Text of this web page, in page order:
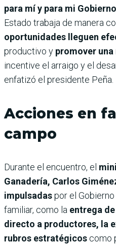
para mí y para mi
Estado trabaja de manera
oportunidades lleguen
productivo y promover una
incentive el arraigo y el
enfatizó el presidente Peña.
Acciones en
campo
Durante el encuentro, el
Ganadería, Carlos
impulsadaspor el
familiar, como la entrega
directo a productores, la
rubros estratégicos como